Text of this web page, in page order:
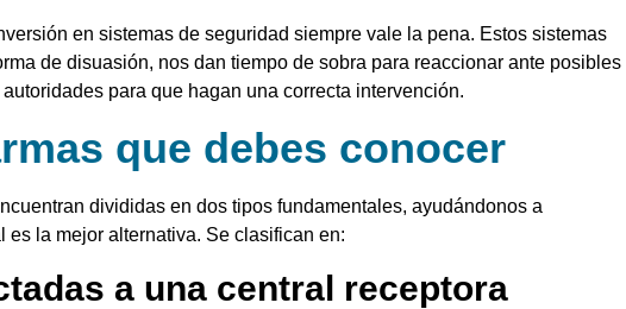
en sistemas de seguridad siempre vale la pena. Estos sistemas
de disuasión, nos dan tiempo de sobra para reaccionar ante posibles
para que hagan una correcta intervención.
que debes conocer
divididas en dos tipos fundamentales, ayudándonos a
es la mejor alternativa. Se clasifican en:
a una central receptora